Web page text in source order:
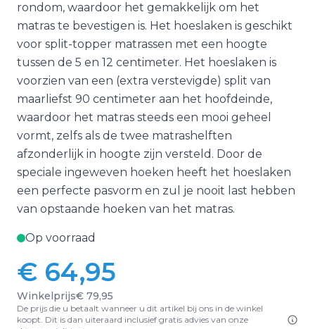
rondom, waardoor het gemakkelijk om het
matras te bevestigen is. Het hoeslaken is geschikt
voor split-topper matrassen met een hoogte
tussen de 5 en 12 centimeter. Het hoeslaken is
voorzien van een (extra verstevigde) split van
maarliefst 90 centimeter aan het hoofdeinde,
waardoor het matras steeds een mooi geheel
vormt, zelfs als de twee matrashelften
afzonderlijk in hoogte zijn versteld. Door de
speciale ingeweven hoeken heeft het hoeslaken
een perfecte pasvorm en zul je nooit last hebben
van opstaande hoeken van het matras.
Op voorraad
€ 64,95
Winkelprijs€ 79,95
De prijs die u betaalt wanneer u dit artikel bij ons in de winkel
koopt. Dit is dan uiteraard inclusief gratis advies van onze